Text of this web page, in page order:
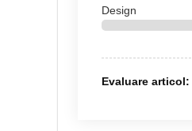
Design
Evaluare articol: